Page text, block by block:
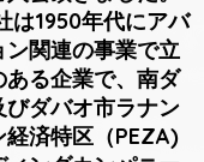
1950年代にアバ
関連の事業で立
る企業で、南ダ
ダバオ市ラナン
済特区（PEZA)